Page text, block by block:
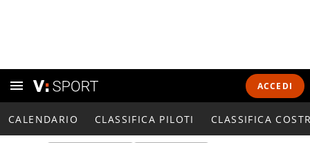
ACCEDI
CALENDARIO CLASSIFICA PILOTI CLASSIFICA